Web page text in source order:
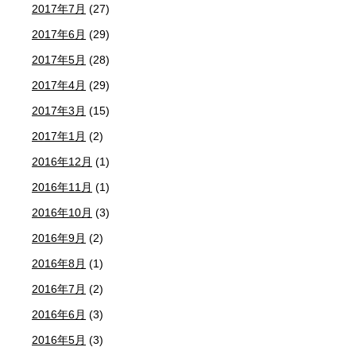
2017年7月 (27)
2017年6月 (29)
2017年5月 (28)
2017年4月 (29)
2017年3月 (15)
2017年1月 (2)
2016年12月 (1)
2016年11月 (1)
2016年10月 (3)
2016年9月 (2)
2016年8月 (1)
2016年7月 (2)
2016年6月 (3)
2016年5月 (3)